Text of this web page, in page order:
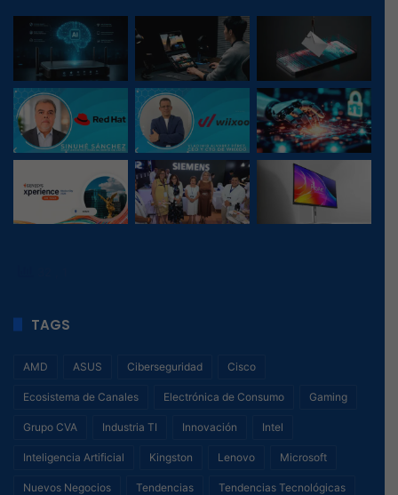
TAGS
AMD ASUS Ciberseguridad Cisco
Ecosistema de Canales Electrónica de Consumo Gaming
Grupo CVA Industria TI Innovación Intel
Inteligencia Artificial Kingston Lenovo Microsoft
Nuevos Negocios Tendencias Tendencias Tecnológicas